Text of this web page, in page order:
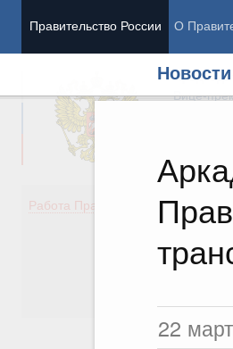
Правительство России О
Новости
22
Вице-
Работа Правительства